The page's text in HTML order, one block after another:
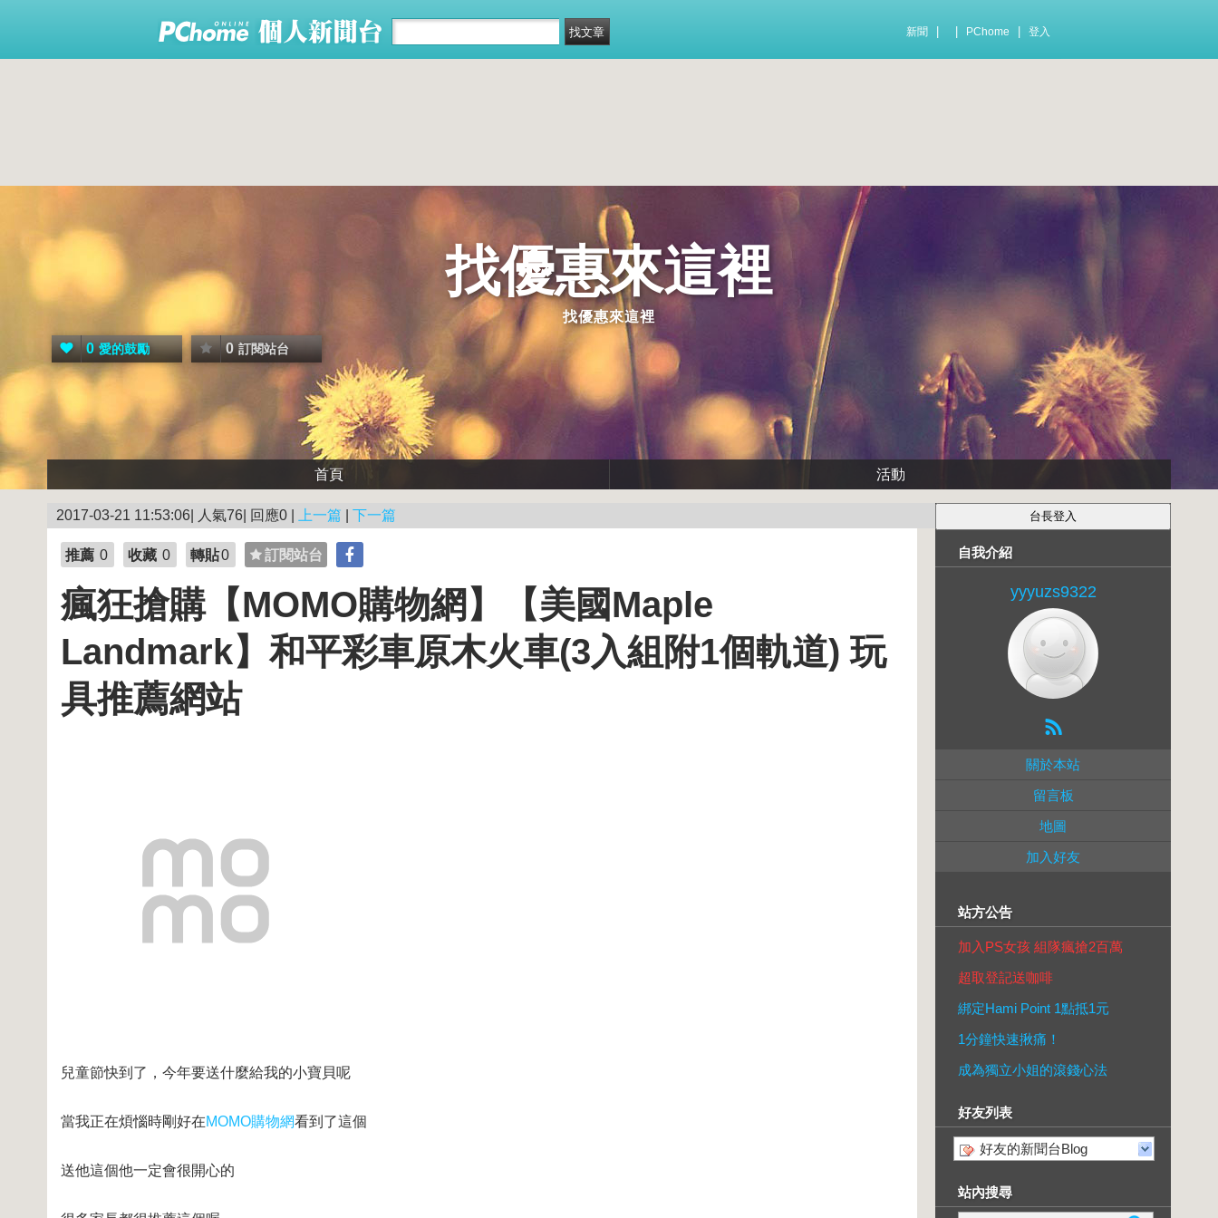
新聞 PChome 登入
找優惠來這裡
找優惠來這裡
0 愛的鼓勵 0 訂閱站台
首頁 活動
2017-03-21 11:53:06| 人氣76| 回應0 | 上一篇 下一篇
推薦 0 收藏 0 轉貼0 訂閱站台
瘋狂搶購【MOMO購物網】【美國Maple
Landmark】和平彩車原木火車(3入組附1個軌道) 玩
具推薦網站
兒童節快到了，今年要送什麼給我的小寶貝呢
當我正在煩惱時剛好在MOMO購物網看到了這個
送他這個他一定會很開心的
自我介紹
yyyuzs9322
關於本站
留言板
地圖
加入好友
站方公告
加入PS女孩 組隊瘋搶2百萬
超取登記送咖啡
綁定Hami Point 1點抵1元
1分鐘快速揪痛！
成為獨立小姐的滾錢心法
好友列表
好友的新聞台Blog
站內搜尋